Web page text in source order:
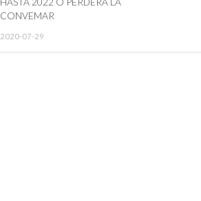
CONVEMAR
2020-07-29